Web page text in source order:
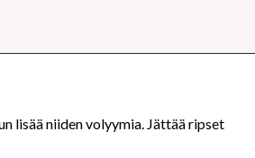
lisää niiden volyymia. Jättää ripset